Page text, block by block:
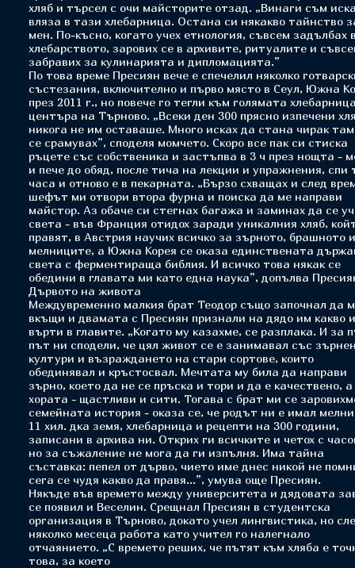
хляб и търсел с очи майсторите отзад. „Винаги съм
вляза в тази хлебарница. Остана си някакво тайнство
мен. По-късно, когато учех етнология, съвсем задълбах
хлебарството, зарових се в архивите, ритуалите и
забравих за кулинарията и дипломацията.”
По това време Пресиян вече е спечелил няколко
състезания, включително и първо място в Сеул, Южна
през 2011 г., но повече го тегли към голямата
центъра на Търново. „Всеки ден 300 прясно изпечени
никога не им оставаше. Много исках да стана чирак
се срамувах”, споделя момчето. Скоро все пак си стиска
ръцете със собственика и застъпва в 3 ч през нощта -
и пече до обяд, после тича на лекции и упражнения, спи
часа и отново е в пекарната. „Бързо схващах и след
шефът ми отвори втора фурна и поиска да ме направи
майстор. Аз обаче си стегнах багажа и заминах да се
света - във Франция отидох заради уникалния хляб,
правят, в Австрия научих всичко за зърното, брашното и
мелниците, а Южна Корея се оказа единствената
света с ферментираща библия. И всичко това някак се
обедини в главата ми като една наука”, допълва
Дървото на живота
Междувременно малкия брат Теодор също започнал да
вкъщи и двамата с Пресиян признали на дядо им какво
върти в главите. „Когато му казахме, се разплака. И за
път ни сподели, че цял живот се е занимавал със
култури и възраждането на стари сортове, които
обединявал и кръстосвал. Мечтата му била да направи
зърно, което да не се пръска и тори и да е качествено, а
хората - щастливи и сити. Тогава с брат ми се
семейната история - оказа се, че родът ни е имал
11 хил. дка земя, хлебарница и рецепти на 300 години,
записани в архива ни. Открих ги всичките и четох с
но за съжаление не мога да ги изпълня. Има тайна
съставка: пепел от дърво, чието име днес никой не
сега се чудя какво да правя...”, умува още Пресиян.
Някъде във времето между университета и дядовата
се появил и Веселин. Срещнал Пресиян в студентска
организация в Търново, докато учел лингвистика, но
няколко месеца работа като учител го налегнало
отчаянието. „С времето реших, че пътят към хляба е
това, за което